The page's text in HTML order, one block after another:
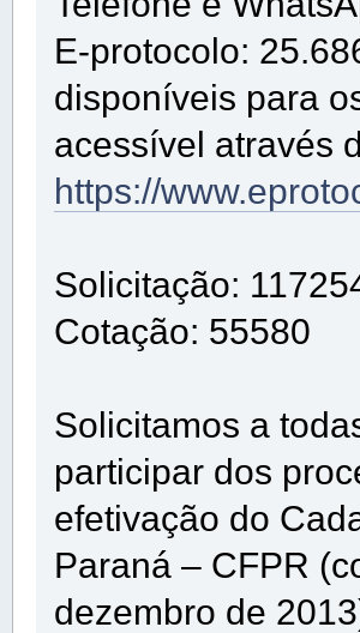
E-protocolo:
disponíveis para
acessível através
https://
Solicitação:
Cotação: 55580
Solicitamos a
participar dos
efetivação do
Paraná – CFPR
dezembro de